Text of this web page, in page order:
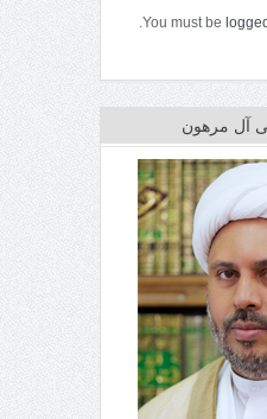
You must be
آل مرهون